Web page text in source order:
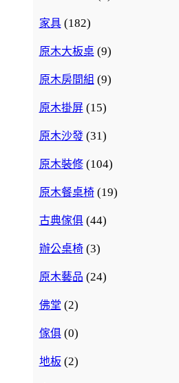
家具 (182)
原木大板桌 (9)
原木房間組 (9)
原木掛屏 (15)
原木沙發 (31)
原木裝修 (104)
原木餐桌椅 (19)
古典傢俱 (44)
辦公桌椅 (3)
原木藝品 (24)
佛堂 (2)
傢俱 (0)
地板 (2)